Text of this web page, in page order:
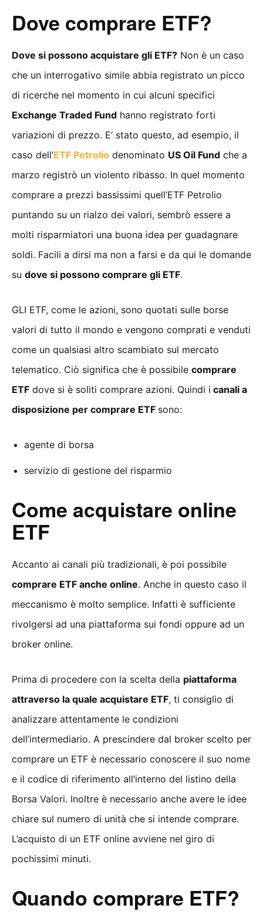
Dove comprare ETF?
Dove si possono acquistare gli ETF? Non è un caso
che un interrogativo simile abbia registrato un picco
di ricerche nel momento in cui alcuni specifici
Exchange Traded Fund hanno registrato forti
variazioni di prezzo. E’ stato questo, ad esempio, il
caso dell’ETF Petrolio denominato US Oil Fund che a
marzo registrò un violento ribasso. In quel momento
comprare a prezzi bassissimi quell’ETF Petrolio
puntando su un rialzo dei valori, sembrò essere a
molti risparmiatori una buona idea per guadagnare
soldi. Facili a dirsi ma non a farsi e da qui le domande
su dove si possono comprare gli ETF.
GLI ETF, come le azioni, sono quotati sulle borse
valori di tutto il mondo e vengono comprati e venduti
come un qualsiasi altro scambiato sul mercato
telematico. Ciò significa che è possibile comprare
ETF dove si è soliti comprare azioni. Quindi i canali a
disposizione per comprare ETF sono:
agente di borsa
servizio di gestione del risparmio
Come acquistare online
ETF
Accanto ai canali più tradizionali, è poi possibile
comprare ETF anche online. Anche in questo caso il
meccanismo è molto semplice. Infatti è sufficiente
rivolgersi ad una piattaforma sui fondi oppure ad un
broker online.
Prima di procedere con la scelta della piattaforma
attraverso la quale acquistare ETF, ti consiglio di
analizzare attentamente le condizioni
dell’intermediario. A prescindere dal broker scelto per
comprare un ETF è necessario conoscere il suo nome
e il codice di riferimento all’interno del listino della
Borsa Valori. Inoltre è necessario anche avere le idee
chiare sul numero di unità che si intende comprare.
L’acquisto di un ETF online avviene nel giro di
pochissimi minuti.
Quando comprare ETF?